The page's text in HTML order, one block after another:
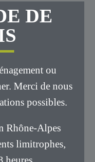
DE
ou
Merci de nous
possibles.
Rhône-Alpes
limitrophes,